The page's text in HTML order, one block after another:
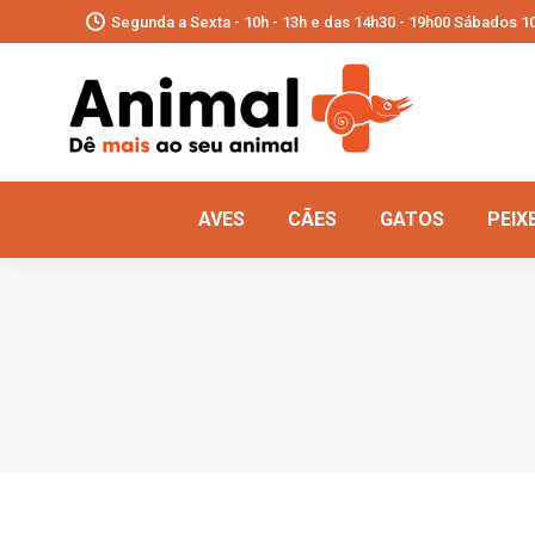
Segunda a Sexta - 10h - 13h e das 14h30 - 19h00 Sábados
AVES CÃES GATOS